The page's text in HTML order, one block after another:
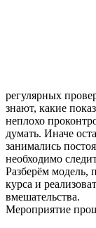
регулярных
знают, какие
неплохо
думать. Иначе
занимались
необходимо
Разберём модель,
курса и
вмешательства.
Мероприятие